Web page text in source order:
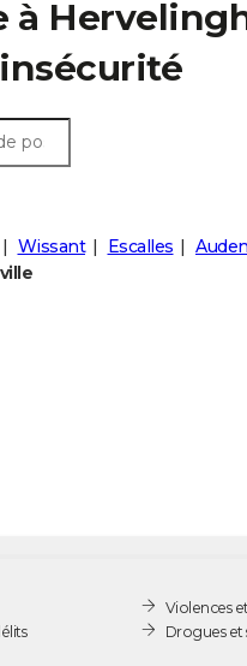
à
Wissant Escalles
Violences
Drogues et